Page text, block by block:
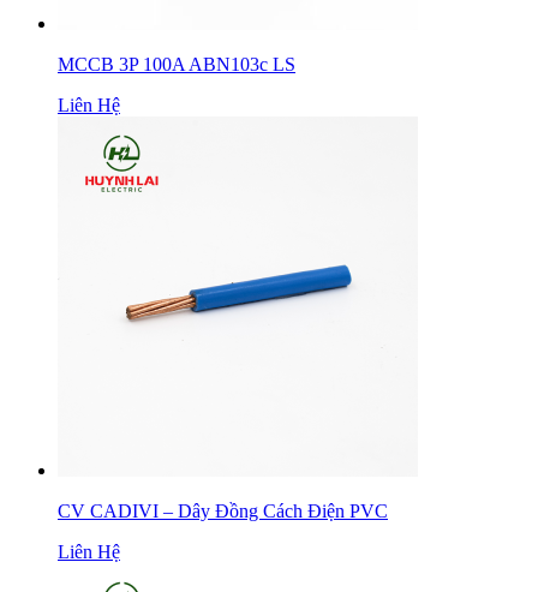
MCCB 3P 100A ABN103c LS
Liên Hệ
CV CADIVI – Dây Đồng Cách Điện PVC
Liên Hệ